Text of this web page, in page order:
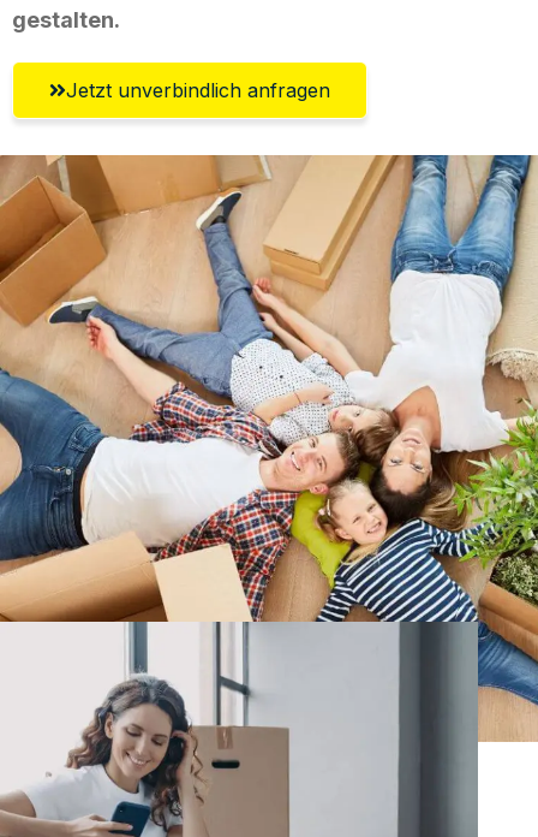
gestalten.
Jetzt unverbindlich anfragen